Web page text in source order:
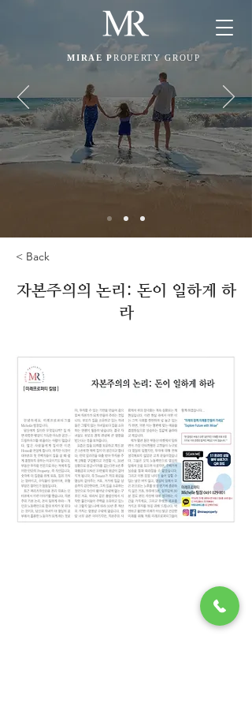
MIRAE PROPERTY GROUP
< Back
자본주의의 논리: 돈이 일하게 하
라